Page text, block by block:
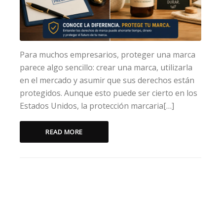
Para muchos empresarios, proteger una marca
parece algo sencillo: crear una marca, utilizarla
en el mercado y asumir que sus derechos están
protegidos. Aunque esto puede ser cierto en los
Estados Unidos, la protección marcaria[…]
READ MORE